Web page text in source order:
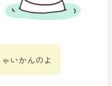
いかんのよ